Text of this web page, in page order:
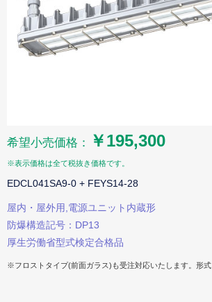
希望小売価格： ￥195,300
※表示価格は全て税抜き価格です。
EDCL041SA9-0 + FEYS14-28
屋内・屋外用,電源ユニット内蔵形
防爆構造記号：DP13
厚生労働省型式検定合格品
※フロストタイプ(前面ガラス)も受注対応いたします。形